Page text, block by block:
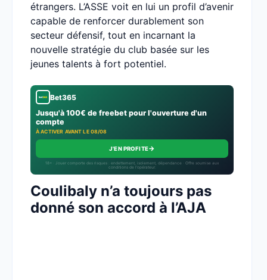
étrangers. L’ASSE voit en lui un profil d’avenir
capable de renforcer durablement son
secteur défensif, tout en incarnant la
nouvelle stratégie du club basée sur les
jeunes talents à fort potentiel.
Bet365
Jusqu'à 100€ de freebet pour l'ouverture d'un
compte
À ACTIVER AVANT LE 08/08
J'EN PROFITE→
18+ · Jouer comporte des risques : endettement, isolement, dépendance · Offre soumise aux
conditions de l’opérateur.
Coulibaly n’a toujours pas
donné son accord à l’AJA